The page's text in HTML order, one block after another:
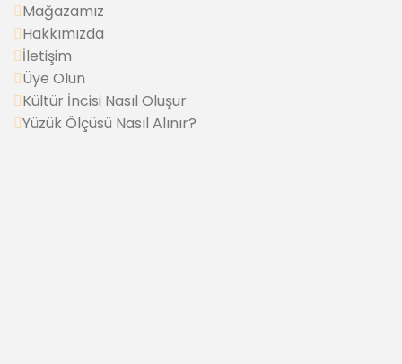
Mağazamız
Hakkımızda
İletişim
Üye Olun
Kültür İncisi Nasıl Oluşur
Yüzük Ölçüsü Nasıl Alınır?